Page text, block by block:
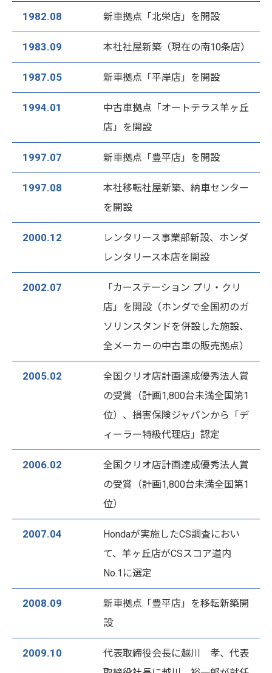
1982.08 新車拠点「北栄店」を開設
1983.09 本社社屋新築（現在の南10条店）
1987.05 新車拠点「平岸店」を開設
1994.01
中古車拠点「オートテラス羊ヶ丘
店」を開設
1997.07 新車拠点「豊平店」を開設
1997.08
本社移転社屋新築、納車センター
を開設
2000.12
レンタリース事業部新設、ホンダ
レンタリース本店を開設
2002.07
「カーステーション プリ・クリ
店」を開設（ホンダで全国初のガ
ソリンスタンドを併設した施設、
全メーカーの中古車の販売拠点）
2005.02
全国クリオ店計画達成優秀法人賞
の受賞（計画1,800台未満全国第1
位）、損害保険ジャパンから「デ
ィーラー特級代理店」認定
2006.02
全国クリオ店計画達成優秀法人賞
の受賞（計画1,800台未満全国第1
位）
2007.04
Hondaが実施したCS調査におい
て、羊ヶ丘店がCSスコア道内
No.1に選定
2008.09
新車拠点「豊平店」を移転新築開
設
2009.10
代表取締役会長に越川 孝、代表